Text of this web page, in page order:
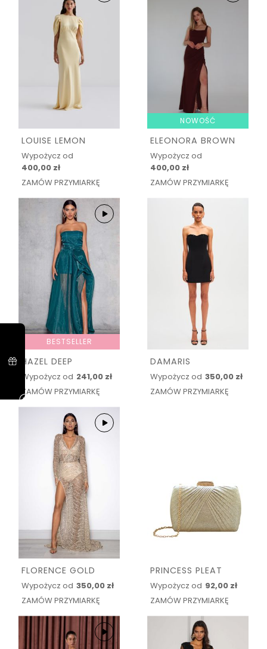
LOUISE LEMON
Wypożycz od
400,00 zł
ZAMÓW PRZYMIARKĘ
NOWOŚĆ
ELEONORA BROWN
Wypożycz od
400,00 zł
ZAMÓW PRZYMIARKĘ
BESTSELLER
HAZEL DEEP
Wypożycz od 241,00 zł
ZAMÓW PRZYMIARKĘ
DAMARIS
Wypożycz od 350,00 zł
ZAMÓW PRZYMIARKĘ
FLORENCE GOLD
Wypożycz od 350,00 zł
ZAMÓW PRZYMIARKĘ
PRINCESS PLEAT
Wypożycz od 92,00 zł
ZAMÓW PRZYMIARKĘ